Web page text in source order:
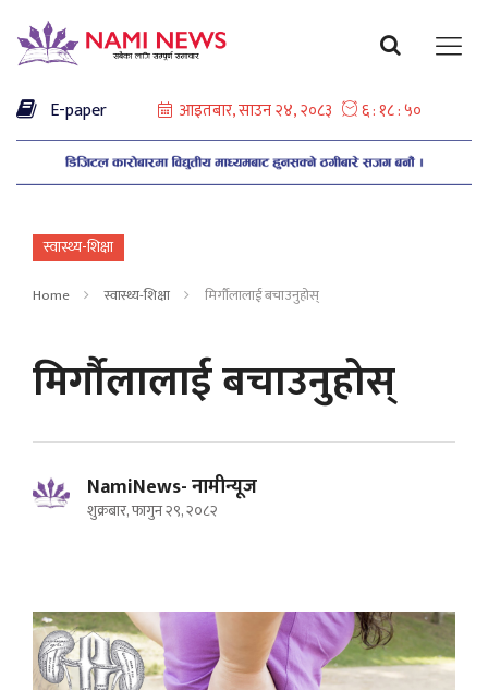
E-paper
स्वास्थ्य-शिक्षा
Home स्वास्थ्य-शिक्षा मिर्गौलालाई बचाउनुहोस्
मिर्गौलालाई बचाउनुहोस्
NamiNews- नामीन्यूज
शुक्रबार, फागुन २९, २०८२